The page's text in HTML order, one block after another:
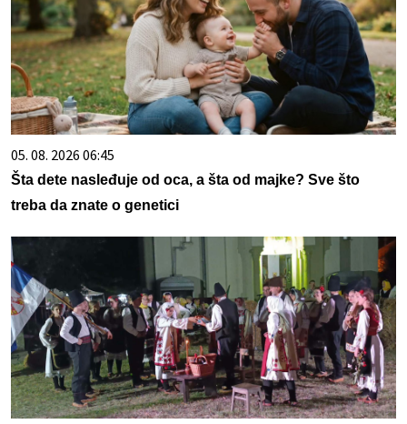
05. 08. 2026 06:45
Šta dete nasleđuje od oca, a šta od majke? Sve što
treba da znate o genetici